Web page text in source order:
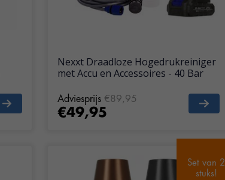
Nexxt Draadloze Hogedrukreiniger
met Accu en Accessoires - 40 Bar
Adviesprijs €89,95
€49,95
Set van 2
stuks!
Set van 2
stuks!